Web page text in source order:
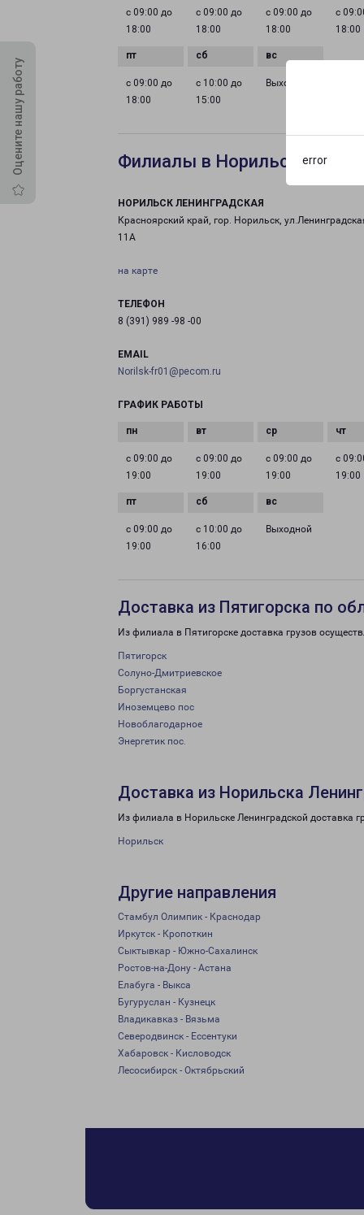
error
Оцените нашу работу
с 09:00 до
18:00
с 09:00 до
18:00
с 09:00 до
18:00
с
18:00
с 09:00 до
18:00
с 10:00 до
15:00
Выходной
Филиалы в Норильске
НОРИЛЬСК ЛЕНИНГРАДСКАЯ
Красноярский край, гор. Норильск,
11А
на карте
ТЕЛЕФОН
8 (391) 989 -98 -00
EMAIL
Norilsk-fr01@pecom.ru
ГРАФИК РАБОТЫ
с 09:00 до
19:00
с 09:00 до
19:00
с 09:00 до
19:00
с
19:00
с 09:00 до
19:00
с 10:00 до
16:00
Выходной
Доставка из Пятигорска по
Из филиала в Пятигорске доставка грузов
Пятигорск
Солуно-Дмитриевское
Боргустанская
Иноземцево пос
Новоблагодарное
Энергетик пос.
Доставка из Норильска
Из филиала в Норильске Ленинградской доставка
Норильск
Другие направления
Стамбул Олимпик - Краснодар
Иркутск - Кропоткин
Сыктывкар - Южно-Сахалинск
Ростов-на-Дону - Астана
Елабуга - Выкса
Бугуруслан - Кузнецк
Владикавказ - Вязьма
Северодвинск - Ессентуки
Хабаровск - Кисловодск
Лесосибирск - Октябрьский